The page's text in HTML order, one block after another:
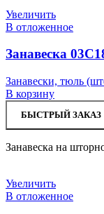
Увеличить
В отложенное
Занавеска
Занавески, тюль
В корзину
БЫСТРЫЙ ЗАКАЗ
Занавеска на
Увеличить
В отложенное